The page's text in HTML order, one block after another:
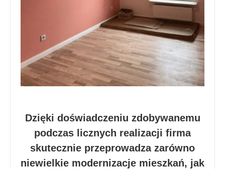
Dzięki doświadczeniu zdobywanemu
podczas licznych realizacji firma
skutecznie przeprowadza zarówno
niewielkie modernizacje mieszkań, jak